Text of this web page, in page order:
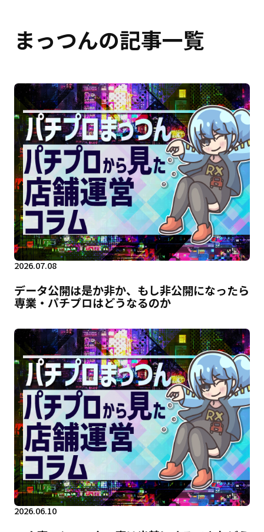
まっつんの記事一覧
2026.07.08
データ公開は是か非か、もし非公開になったら
専業・パチプロはどうなるのか
2026.06.10